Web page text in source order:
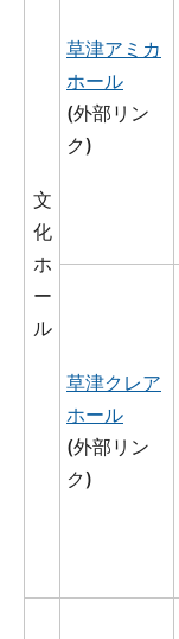
文
化
ホ
ー
ル
草津アミカ
ホール
(外部リン
ク)
草津クレア
ホール
(外部リン
ク)